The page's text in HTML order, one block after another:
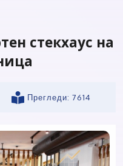
стекхаус на
Прегледи: 7614